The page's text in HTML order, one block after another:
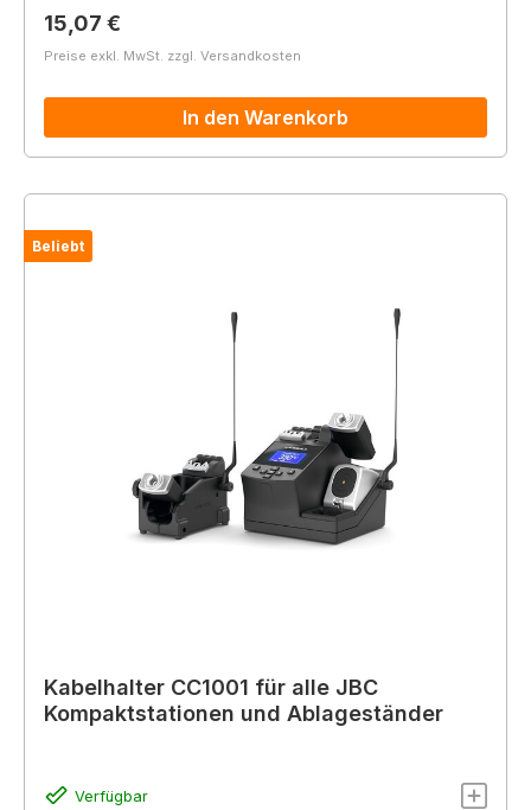
Regulärer Preis:
15,07 €
Preise exkl. MwSt. zzgl. Versandkosten
In den Warenkorb
Beliebt
Kabelhalter CC1001 für alle JBC
Kompaktstationen und Ablageständer
Verfügbar